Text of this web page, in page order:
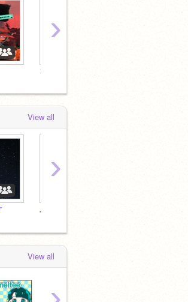
ゴラクバ！大好きスタジオ
›
View all
入れまくれー
›
View all